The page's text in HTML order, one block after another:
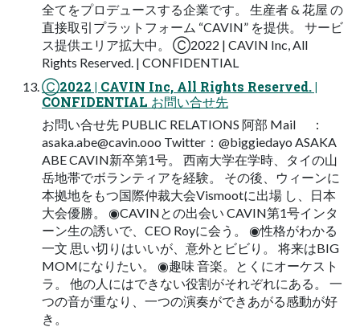
全てをプロデュースする企業です。 生産者 & 花屋 の
直接取引プラットフォーム “CAVIN” を提供。 サービ
ス提供エリア拡大中。 Ⓒ2022 | CAVIN Inc, All
Rights Reserved. | CONFIDENTIAL
Ⓒ2022 | CAVIN Inc, All Rights Reserved. |
CONFIDENTIAL お問い合せ先
お問い合せ先 PUBLIC RELATIONS 阿部 Mail ：
asaka.abe@cavin.ooo Twitter：@biggiedayo ASAKA
ABE CAVIN新卒第1号。 西南大学在学時、タイの山
岳地帯でボランティアを経験。 その後、ウィーンに
本拠地をもつ国際仲裁大会Vismootに出場 し、日本
大会優勝。 ◉CAVINとの出会い CAVIN第1号インタ
ーン生の誘いで、CEO Royに会う。 ◉性格がわかる
一文 思い切りはいいが、意外とビビり。 将来はBIG
MOMになりたい。 ◉趣味 音楽。とくにオーケスト
ラ。 他の人にはできない役割がそれぞれにある。 一
つの音が重なり、一つの演奏ができあがる感動が好
き。